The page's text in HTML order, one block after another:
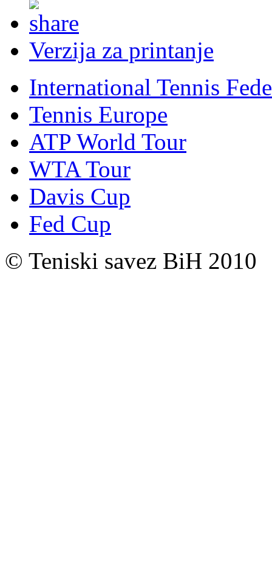
Verzija za printanje
International Tennis
Tennis Europe
ATP World Tour
WTA Tour
Davis Cup
Fed Cup
© Teniski savez BiH 2010